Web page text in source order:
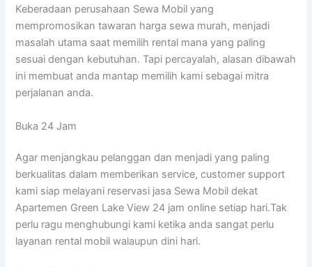
Keberadaan perusahaan Sewa Mobil yang
mempromosikan tawaran harga sewa murah, menjadi
masalah utama saat memilih rental mana yang paling
sesuai dengan kebutuhan. Tapi percayalah, alasan dibawah
ini membuat anda mantap memilih kami sebagai mitra
perjalanan anda.
Buka 24 Jam
Agar menjangkau pelanggan dan menjadi yang paling
berkualitas dalam memberikan service, customer support
kami siap melayani reservasi jasa Sewa Mobil dekat
Apartemen Green Lake View 24 jam online setiap hari.Tak
perlu ragu menghubungi kami ketika anda sangat perlu
layanan rental mobil walaupun dini hari.